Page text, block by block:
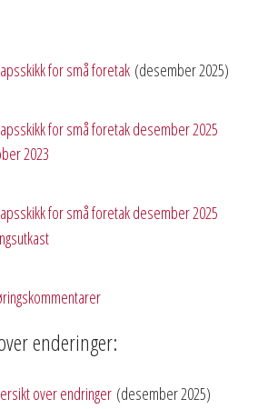
for små foretak (desember 2025)
for små foretak desember 2025
2023
for små foretak desember 2025
enderinger:
over endringer (desember 2025)